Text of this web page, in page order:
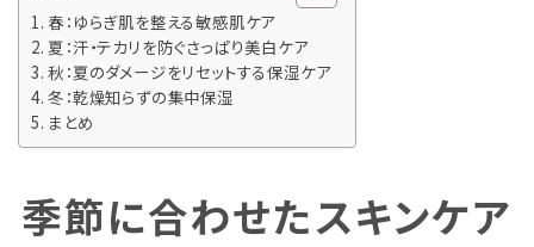
春：ゆらぎ肌を整える敏感肌ケア
夏：汗・テカリを防ぐさっぱり美白ケア
秋：夏のダメージをリセットする保湿ケア
冬：乾燥知らずの集中保湿
まとめ
季節に合わせたスキンケア